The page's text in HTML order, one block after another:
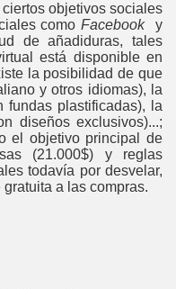
objetivos sociales
comoFacebook
y
de añadiduras, tales
está disponible en
la posibilidad de que
y otros idiomas), la
fundas plastificadas), la
diseños exclusivos)...;
el objetivo principal de
(21.000$) y reglas
todavía por desvelar,
a las compras.